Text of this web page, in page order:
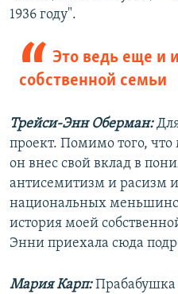
1936 году".
Это ведь еще и
собственной семьи
Трейси-Энн Оберман:
проект. Помимо того,
он внес свой вклад в
антисемитизм и расизм и
национальных
история моей
Энни приехала сюда
Мария Карп: